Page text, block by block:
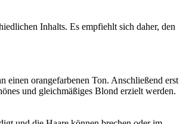
Inhalts. Es empfiehlt sich daher, den
einen orangefarbenen Ton. Anschließend erst
und gleichmäßiges Blond erzielt werden.